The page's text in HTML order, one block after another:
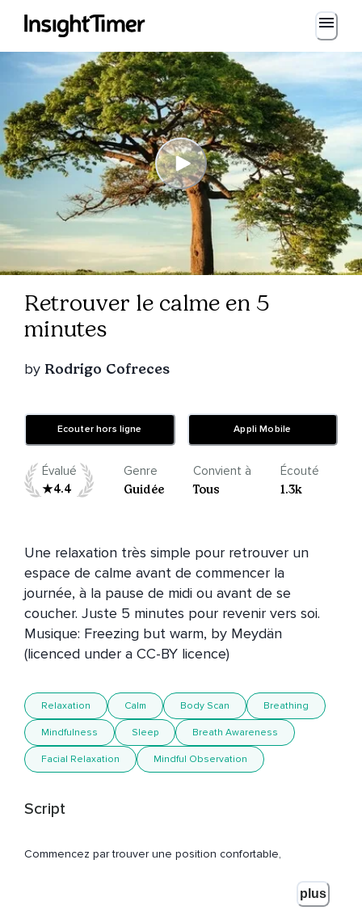
Retrouver le calme en 5
minutes
by Rodrigo Cofreces
Ecouter hors ligne Appli Mobile
Évalué
4.4
Genre
Guidée
Convient à
Tous
Écouté
1.3k
Une relaxation très simple pour retrouver un
espace de calme avant de commencer la
journée, à la pause de midi ou avant de se
coucher. Juste 5 minutes pour revenir vers soi.
Musique: Freezing but warm, by Meydän
(licenced under a CC-BY licence)
Relaxation Calm Body Scan Breathing
Mindfulness Sleep Breath Awareness
Facial Relaxation Mindful Observation
Script
Commencez par trouver une position confortable,
Si vous faites cette relaxation pour vous aider à vous
plus